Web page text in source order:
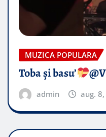
MUZICA POPULARA
Toba și basu’
admin aug.